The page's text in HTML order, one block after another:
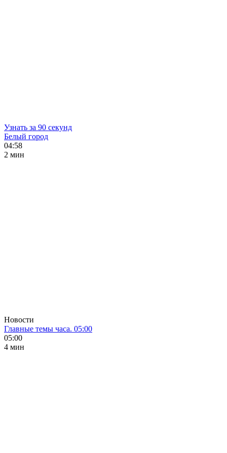
Узнать за 90 секунд
Белый город
04:58
2 мин
Новости
Главные темы часа. 05:00
05:00
4 мин